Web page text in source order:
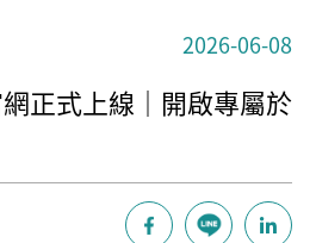
2026-06-08
正式上線｜開啟專屬於